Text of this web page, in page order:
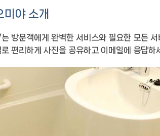
야 소개
방문객에게 완벽한 서비스와 필요한 모든 서
편리하게 사진을 공유하고 이메일에 응답하